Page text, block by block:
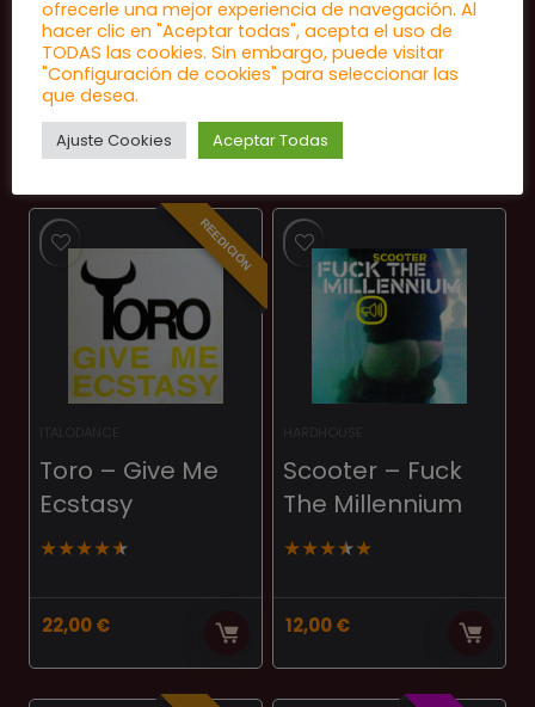
Descripción: Nuevo de tienda
Productos relacionados
REEDICIÓN
Toro – Give Me
Ecstasy
★★★★★
22,00€
Scooter – Fuck
The Millennium
★★★★★
12,00€
ofrecerle una mejor experiencia de navegación. Al
hacer clic en "Aceptar todas", acepta el uso de
TODAS las cookies. Sin embargo, puede visitar
"Configuración de cookies" para seleccionar las
que desea.
Ajuste Cookies Aceptar Todas